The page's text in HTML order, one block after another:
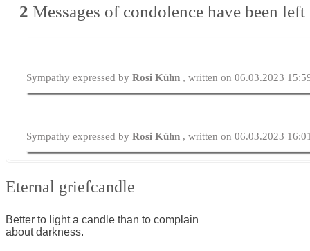
2 Messages of condolence have been left
Sympathy expressed byRosi Kühn , written on 06.03.2023
Sympathy expressed byRosi Kühn , written on 06.03.2023
Eternal griefcandle
Better to light a candle than to complain
about darkness.